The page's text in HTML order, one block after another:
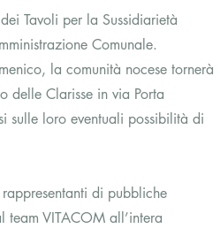
Tavoli per la Sussidiarietà
Comunale.
la comunità nocese tornerà
delle Clarisse in via Porta
sulle loro eventuali possibilità di
di pubbliche
VITACOM all’intera